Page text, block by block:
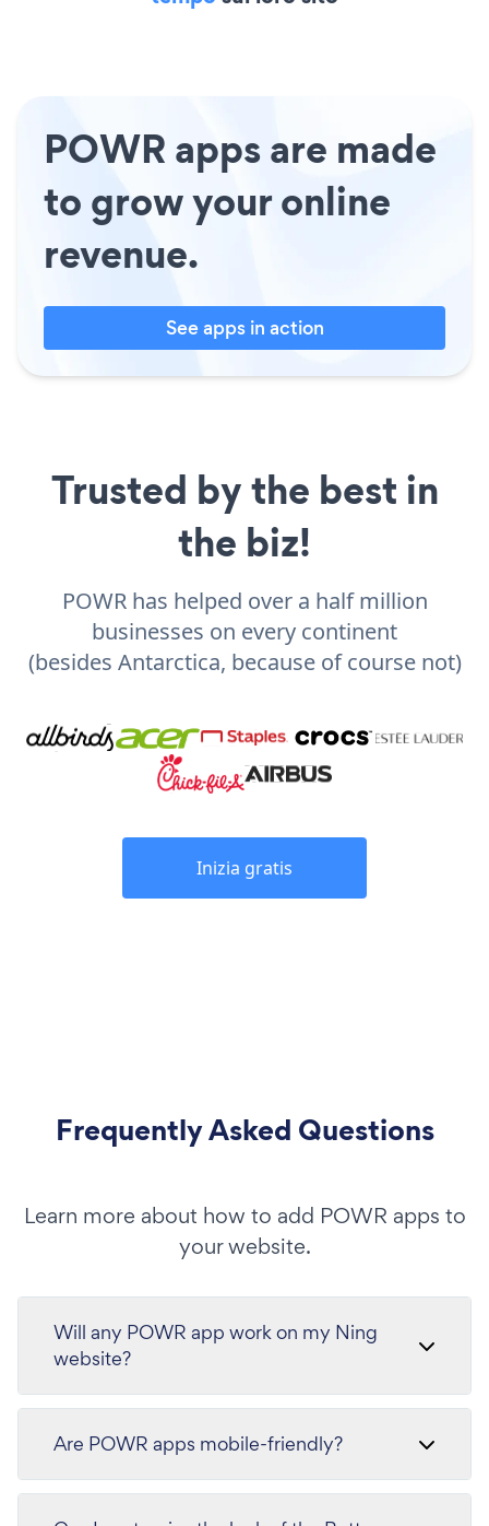
POWR apps are made
to grow your online
revenue.
See apps in action
Trusted by the best in
the biz!
POWR has helped over a half million
businesses on every continent
(besides Antarctica, because of course not)
Inizia gratis
Frequently Asked Questions
Learn more about how to add POWR apps to
your website.
Will any POWR app work on my Ning
website?
Are POWR apps mobile-friendly?